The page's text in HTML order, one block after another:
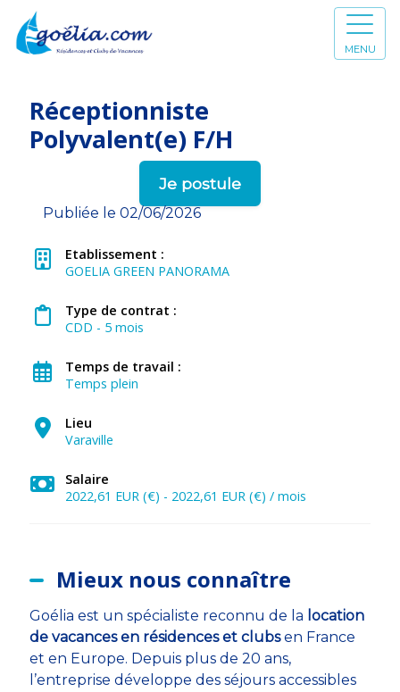
MENU
Réceptionniste
Polyvalent(e) F/H
Je postule
Publiée le 02/06/2026
Etablissement :
GOELIA GREEN PANORAMA
Type de contrat :
CDD - 5 mois
Temps de travail :
Temps plein
Lieu
Varaville
Salaire
2022,61 EUR (€) - 2022,61 EUR (€) / mois
Mieux nous connaître
Goélia est un spécialiste reconnu de la location
de vacances en résidences et clubsen France
et en Europe. Depuis plus de 20 ans,
l’entreprise développe des séjours accessibles